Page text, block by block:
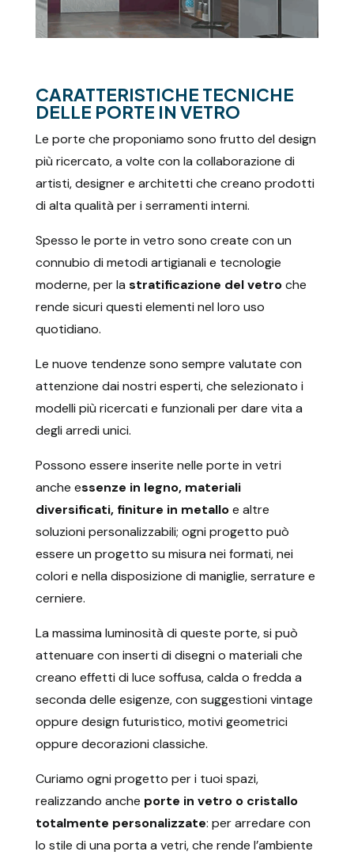
CARATTERISTICHE TECNICHE
DELLE PORTE IN VETRO
Le porte che proponiamo sono frutto del design
più ricercato, a volte con la collaborazione di
artisti, designer e architetti che creano prodotti
di alta qualità per i serramenti interni.
Spesso le porte in vetro sono create con un
connubio di metodi artigianali e tecnologie
moderne, per la stratificazione del vetro che
rende sicuri questi elementi nel loro uso
quotidiano.
Le nuove tendenze sono sempre valutate con
attenzione dai nostri esperti, che selezionato i
modelli più ricercati e funzionali per dare vita a
degli arredi unici.
Possono essere inserite nelle porte in vetri
anche essenze in legno, materiali
diversificati, finiture in metallo e altre
soluzioni personalizzabili; ogni progetto può
essere un progetto su misura nei formati, nei
colori e nella disposizione di maniglie, serrature e
cerniere.
La massima luminosità di queste porte, si può
attenuare con inserti di disegni o materiali che
creano effetti di luce soffusa, calda o fredda a
seconda delle esigenze, con suggestioni vintage
oppure design futuristico, motivi geometrici
oppure decorazioni classiche.
Curiamo ogni progetto per i tuoi spazi,
realizzando anche porte in vetro o cristallo
totalmente personalizzate: per arredare con
lo stile di una porta a vetri, che rende l’ambiente